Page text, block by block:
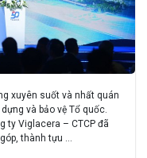
xuyên suốt và nhất quán
và bảo vệ Tổ quốc.
ty Viglacera – CTCP đã
thành tựu …